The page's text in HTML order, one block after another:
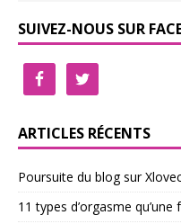
SUIVEZ-NOUS SUR
ARTICLES RÉCENTS
Poursuite du blog sur
11 types d’orgasme